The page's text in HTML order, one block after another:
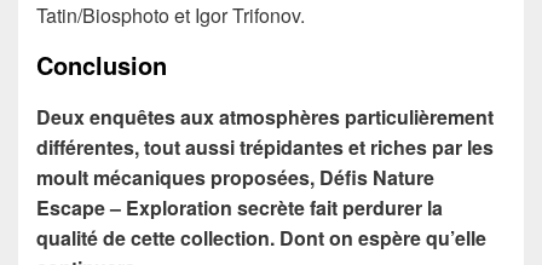
Tatin/Biosphoto et Igor Trifonov.
Conclusion
Deux enquêtes aux atmosphères particulièrement
différentes, tout aussi trépidantes et riches par les
moult mécaniques proposées, Défis Nature
Escape – Exploration secrète fait perdurer la
qualité de cette collection. Dont on espère qu’elle